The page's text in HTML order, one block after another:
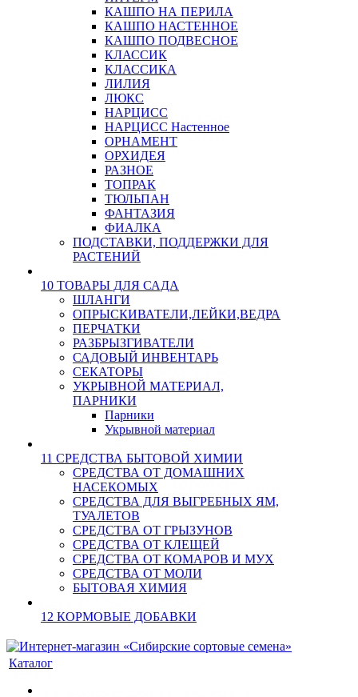
КАШПО НА ПЕРИЛА
КАШПО НАСТЕННОЕ
КАШПО ПОДВЕСНОЕ
КЛАССИК
КЛАССИКА
ЛИЛИЯ
ЛЮКС
НАРЦИСС
НАРЦИСС Настенное
ОРНАМЕНТ
ОРХИДЕЯ
РАЗНОЕ
ТОПРАК
ТЮЛЬПАН
ФАНТАЗИЯ
ФИАЛКА
ПОДСТАВКИ, ПОДДЕРЖКИ ДЛЯ
РАСТЕНИЙ
10 ТОВАРЫ ДЛЯ САДА
ШЛАНГИ
ОПРЫСКИВАТЕЛИ,ЛЕЙКИ,ВЕДРА
ПЕРЧАТКИ
РАЗБРЫЗГИВАТЕЛИ
САДОВЫЙ ИНВЕНТАРЬ
СЕКАТОРЫ
УКРЫВНОЙ МАТЕРИАЛ,
ПАРНИКИ
Парники
Укрывной материал
11 СРЕДСТВА БЫТОВОЙ ХИМИИ
СРЕДСТВА ОТ ДОМАШНИХ
НАСЕКОМЫХ
СРЕДСТВА ДЛЯ ВЫГРЕБНЫХ ЯМ,
ТУАЛЕТОВ
СРЕДСТВА ОТ ГРЫЗУНОВ
СРЕДСТВА ОТ КЛЕЩЕЙ
СРЕДСТВА ОТ КОМАРОВ И МУХ
СРЕДСТВА ОТ МОЛИ
БЫТОВАЯ ХИМИЯ
12 КОРМОВЫЕ ДОБАВКИ
Каталог